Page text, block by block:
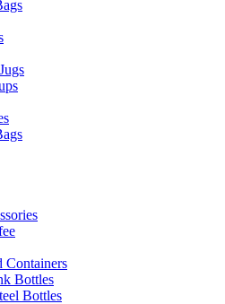
Containers
Bottles
Bottles